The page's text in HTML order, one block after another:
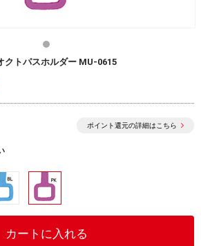
クトパスホルダー MU-0615
ポイント還元の詳細はこちら